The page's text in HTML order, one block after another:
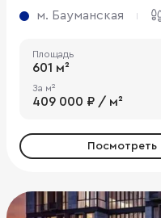
м. Бауманская
Площадь
601 м²
За м²
409 000 ₽ / м²
Посмотреть